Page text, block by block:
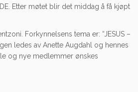
Etter møtet blir det middag å få kjøpt
Forkynnelsens tema er: “JESUS –
ledes av Anette Augdahl og hennes
og nye medlemmer ønskes